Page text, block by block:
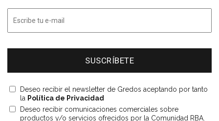
Deseo recibir el newsletter de Gredos aceptando por tanto
la Política de Privacidad
Deseo recibir comunicaciones comerciales sobre
productos y/o servicios ofrecidos por la Comunidad RBA.